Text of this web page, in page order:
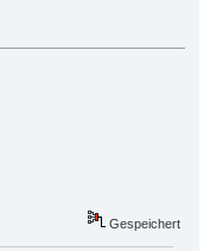
Gespeichert